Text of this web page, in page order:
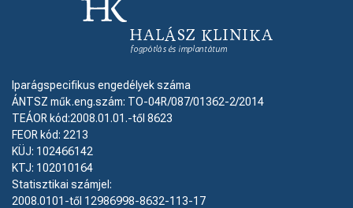
Iparágspecifikus engedélyek száma
ÁNTSZ műk.eng.szám: TO-04R/087/01362-2/2014
TEÁOR kód:2008.01.01.-től 8623
FEOR kód: 2213
KÜJ: 102466142
KTJ: 102010164
Statisztikai számjel:
2008.0101-től 12986998-8632-113-17